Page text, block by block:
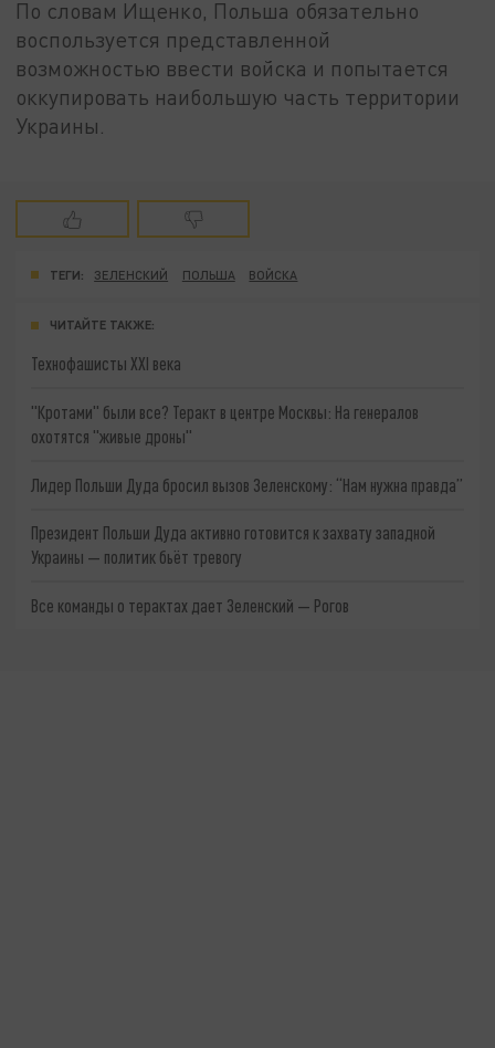
По словам Ищенко, Польша обязательно
воспользуется представленной
возможностью ввести войска и попытается
оккупировать наибольшую часть территории
Украины.
ТЕГИ: ЗЕЛЕНСКИЙ ПОЛЬША ВОЙСКА
ЧИТАЙТЕ ТАКЖЕ:
Технофашисты XXI века
"Кротами" были все? Теракт в центре Москвы: На генералов
охотятся "живые дроны"
Лидер Польши Дуда бросил вызов Зеленскому: “Нам нужна правда”
Президент Польши Дуда активно готовится к захвату западной
Украины — политик бьёт тревогу
Все команды о терактах дает Зеленский — Рогов